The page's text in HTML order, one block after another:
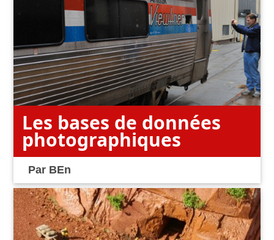
Les bases de données
photographiques
Par BEn